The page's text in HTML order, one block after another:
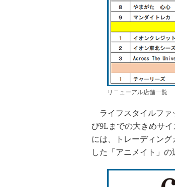
リニューアル店舗一覧
ライフスタイルファ
び9Lまでの大きめサ
には、トレーディン
した「アニメイト」の